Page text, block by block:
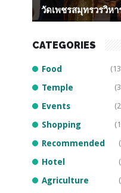
วัดเพชรสมุทรวรวิห
CATEGORIES
Food
Temple
Events
Shopping
Recommended
Hotel
Agriculture